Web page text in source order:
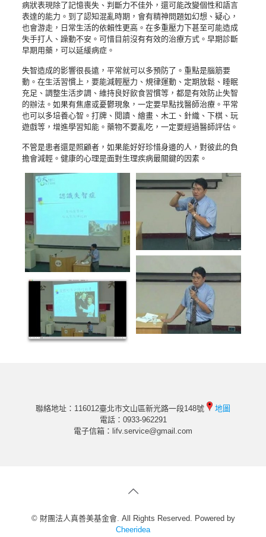
病狀表現除了記憶喪失、判斷力不佳外，還可能改變個性和語言
表達的能力。到了認知混亂時期，會有精神問題如幻想、疑心，
也會游走，日常生活的依賴性更高。在多重壓力下甚至可能造成
失手打人、躁動不安。可惜目前沒有有效的治療方式。早期診斷
早期用藥，可以延緩病症。
失智造成的影響很長遠，平常就可以多預防了。重點是腦筋要
動。在生活習慣上，要能減輕壓力、規律運動、定期放鬆、睡眠
充足、調整生活步調、維持良好飲食習慣等，都是有效防止失智
的辦法。如果有焦慮或憂鬱現象，一定要早點找醫師治療。平常
也可以多培養心智。打牌、閱讀、繪畫、木工、針織、下棋、玩
遊戲等，增進學習知能。藥物不要亂吃，一定要經過醫師評估。
不管是患者還是照顧者，如果能好好珍惜身邊的人，對彼此的負
擔會減輕。健康的心理是面對生理疾病最關鍵的因素。
聯絡地址：116012臺北市文山區新光路一段148號
地圖
電話：0933-962291
電子信箱： lifv.service@gmail.com
© 財團法人真善美基金會. All Rights Reserved. Powered by
Cheeridea